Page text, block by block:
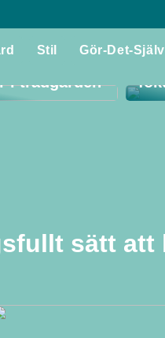
Stil Gör-Det-Själv
i trädgården
sätt att